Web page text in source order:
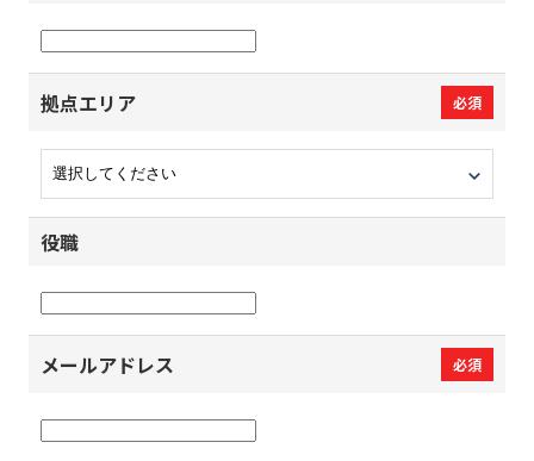
拠点エリア 必須
役職
メールアドレス 必須